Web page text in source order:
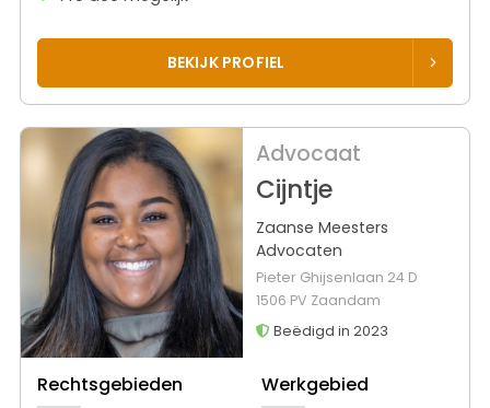
BEKIJK PROFIEL
Advocaat
Cijntje
Zaanse Meesters
Advocaten
Pieter Ghijsenlaan 24 D
1506 PV Zaandam
Beëdigd in 2023
Rechtsgebieden Werkgebied